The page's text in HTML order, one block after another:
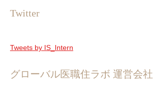
Twitter
Tweets by IS_Intern
グローバル医職住ラボ 運営会社